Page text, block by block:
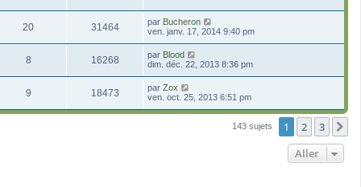
20 31464 par Bucheron
ven. janv. 17, 2014 9:40 pm
8 16268 par Blood
dim. déc. 22, 2013 8:36 pm
9 18473 par Zox
ven. oct. 25, 2013 6:51 pm
143 sujets 1 2 3
Aller